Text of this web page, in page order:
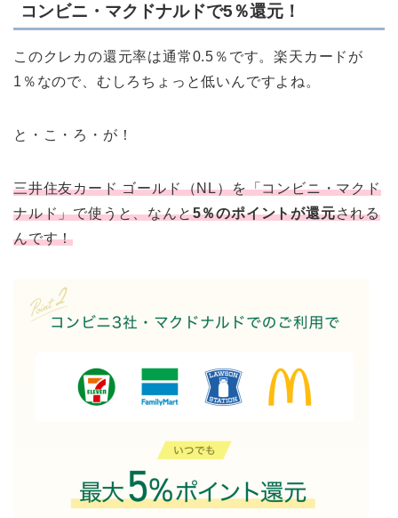
コンビニ・マクドナルドで5％還元！
このクレカの還元率は通常0.5％です。楽天カードが
1％なので、むしろちょっと低いんですよね。
と・こ・ろ・が！
三井住友カード ゴールド（NL）を「コンビニ・マクド
ナルド」で使うと、なんと5％のポイントが還元される
んです！